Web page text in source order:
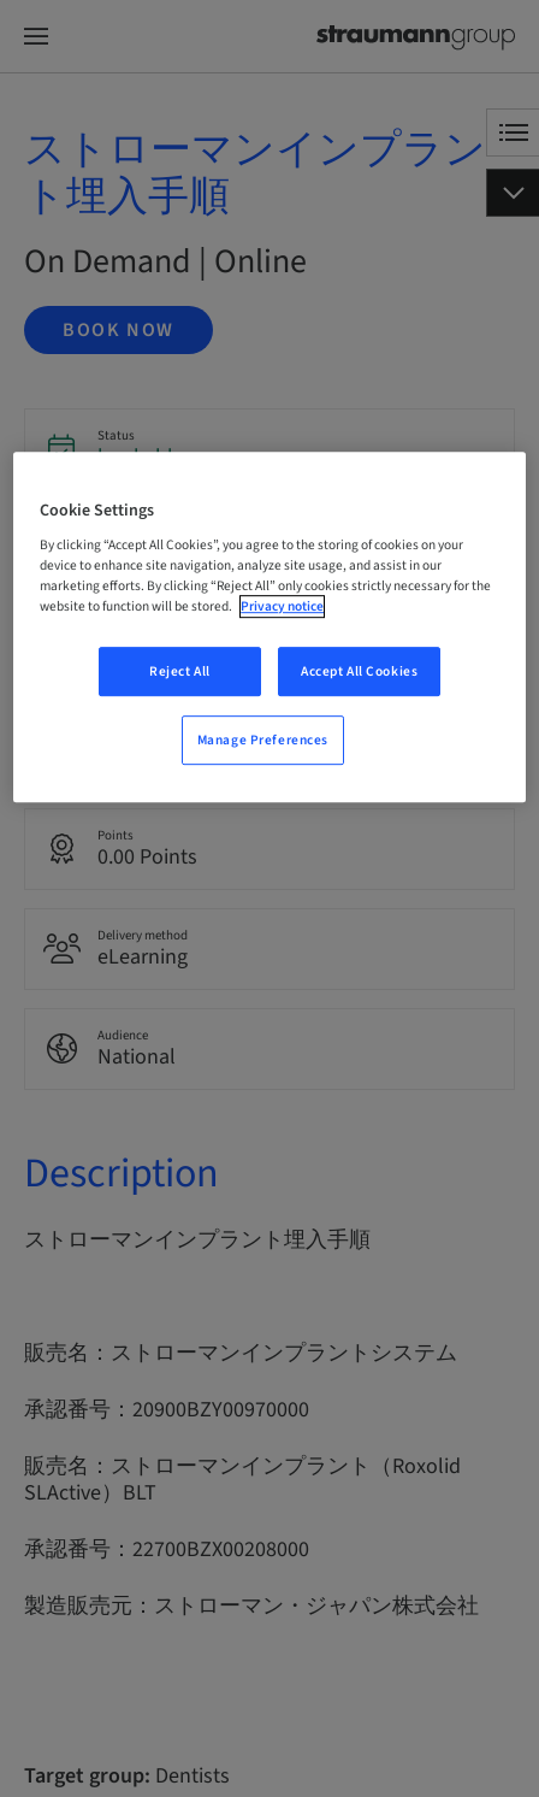
ストローマンインプラン
ト埋入手順
On Demand | Online
BOOK NOW
Status
bookable
Registration deadline
31. Dec 2026 (UTC+9)
JPY 0.00
Japanese
Points
0.00 Points
Delivery method
eLearning
Audience
National
Description
ストローマンインプラント埋入手順
販売名：ストローマンインプラントシステム
承認番号：20900BZY00970000
販売名：ストローマンインプラント（Roxolid
SLActive）BLT
承認番号：22700BZX00208000
製造販売元：ストローマン・ジャパン株式会社
Target group: Dentists
Cookie Settings
By clicking “Accept All Cookies”, you agree to the storing of cookies on your
device to enhance site navigation, analyze site usage, and assist in our
marketing efforts. By clicking “Reject All” only cookies strictly necessary for the
website to function will be stored. Privacy notice
Reject All Accept All Cookies
Manage Preferences